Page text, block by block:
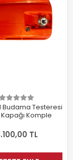
Budama Testeresi
Komple
TL